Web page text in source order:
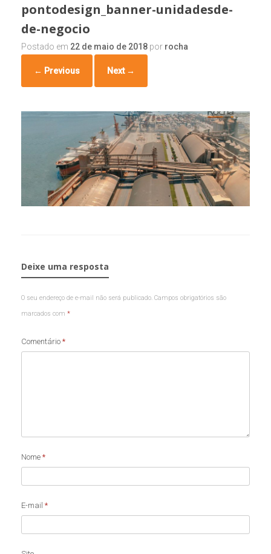
pontodesign_banner-unidadesde-
de-negocio
Postado em 22 de maio de 2018 por rocha
← Previous Next →
Deixe uma resposta
O seu endereço de e-mail não será publicado. Campos obrigatórios são
marcados com *
Comentário *
Nome *
E-mail *